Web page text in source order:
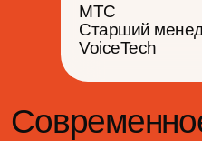
МТС
Старший
VoiceTech